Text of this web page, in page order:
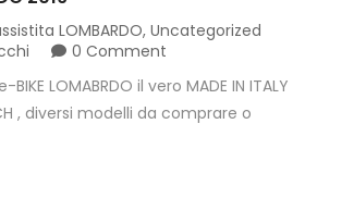
LOMBARDO, Uncategorized
0 Comment
LOMABRDO il vero MADE IN ITALY
, diversi modelli da comprare o